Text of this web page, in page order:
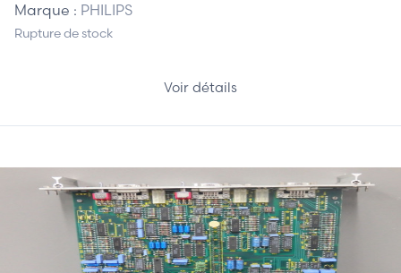
Marque : PHILIPS
Rupture de stock
Voir détails